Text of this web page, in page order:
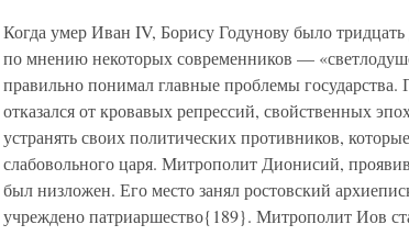
Когда умер Иван IV, Борису Годунову было
по мнению некоторых современников —
правильно понимал главные проблемы
отказался от кровавых репрессий, свойственных
устранять своих политических противников,
слабовольного царя. Митрополит Дионисий,
был низложен. Его место занял ростовский
учреждено патриаршество{189}. Митрополит Иов